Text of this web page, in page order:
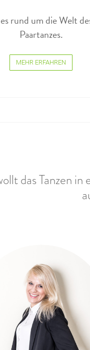
rund um die Welt
Paartanzes.
MEHR ERFAHREN
das Tanzen